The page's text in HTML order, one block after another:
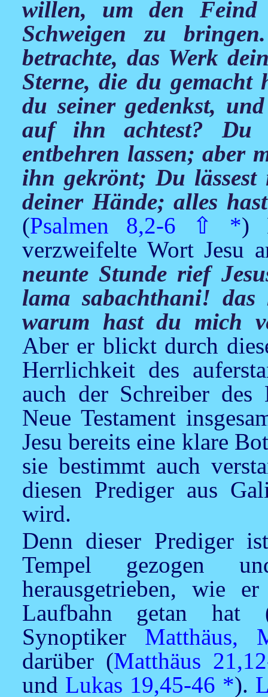
willen, um den Feind
Schweigen zu
betrachte, das Werk
Sterne, die du gemacht
du seiner gedenkst,
auf ihn achtest? Du
entbehren lassen; aber
ihn gekrönt; Du lässest
deiner Hände; alles
(Psalmen 8,2-6 ⇧ *)
verzweifelte WortJesu
neunte Stunde rief
lama sabachthani!
warum hast du mich
Aber er blickt durch
Herrlichkeit des
auch der Schreiber des
Neue Testament
Jesu bereits eine klare
sie bestimmt auch
diesen Prediger aus
wird.
Denn dieser Prediger
Tempel gezogen
herausgetrieben, wie
Laufbahn getan hat
Synoptiker Matthäus,
darüber (Matthäus
und Lukas 19,45-46 *).